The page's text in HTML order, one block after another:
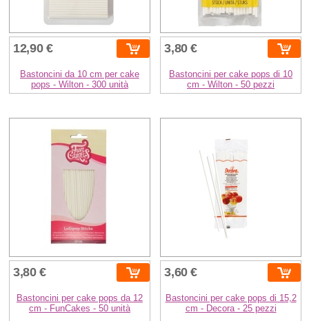
12,90 €
Bastoncini da 10 cm per cake
pops - Wilton - 300 unità
3,80 €
Bastoncini per cake pops di 10
cm - Wilton - 50 pezzi
3,80 €
Bastoncini per cake pops da 12
cm - FunCakes - 50 unità
3,60 €
Bastoncini per cake pops di 15,2
cm - Decora - 25 pezzi